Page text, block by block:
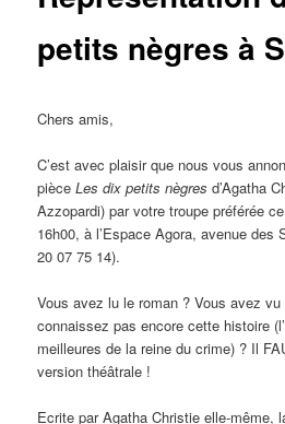
petits nègres à
Chers amis,
C’est avec plaisir que nous vous
pièceLes dix petits nègres d’Agatha
Azzopardi) par votre troupe préférée
16h00, à l’Espace Agora, avenue des
20 07 75 14).
Vous avez lu le roman ? Vous avez
connaissez pas encore cette histoire
meilleures de la reine du crime) ? Il
version théâtrale !
Ecrite par Agatha Christie elle-même,